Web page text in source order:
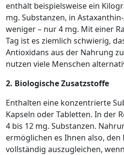
enthält beispielsweise ein
mg. Substanzen, in
weniger – nur 4 mg. Mit einer
Tag ist es ziemlich schwierig,
Antioxidans aus der Nahrung
nutzen viele Menschen
2. Biologische Zusatzstoffe
Enthalten eine konzentrierte
Kapseln oder Tabletten. In der
4 bis 12 mg. Substanzen.
ermöglichen es Ihnen also,
vollständig auszugleichen,